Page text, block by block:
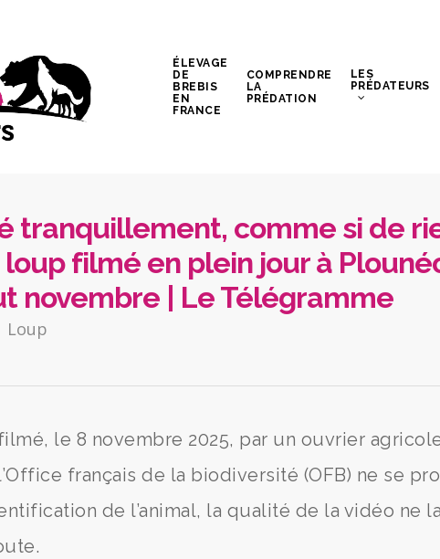
ÉLEVAGE
DE
BREBIS
EN
FRANCE
COMPRENDRE
LA
PRÉDATION
LES
PRÉDATEURS
tranquillement, comme si de
loup filmé en plein jour à
novembre | Le Télégramme
Loup
le 8 novembre 2025, par un ouvrier
français de la biodiversité (OFB) ne se
de l’animal, la qualité de la vidéo ne